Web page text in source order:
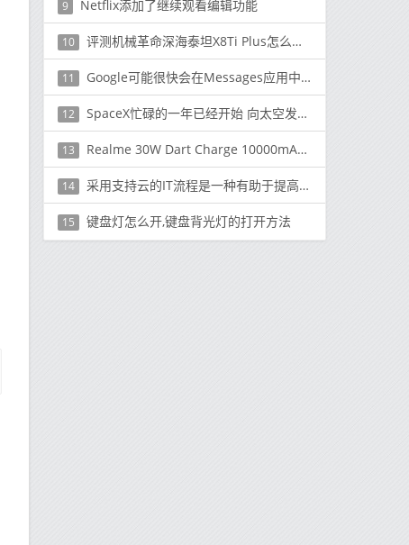
9 Netflix添加了继续观看编辑功能
10 评测机械革命深海泰坦X8Ti Plus怎么样以及窄边框游戏本推荐
11 Google可能很快会在Messages应用中针对RCS聊天推出类似iMessage的反应
12 SpaceX忙碌的一年已经开始 向太空发射了60多颗Starlink卫星
13 Realme 30W Dart Charge 10000mAh移动电源在印度揭幕
14 采用支持云的IT流程是一种有助于提高工作安全性的方法
15 键盘灯怎么开,键盘背光灯的打开方法